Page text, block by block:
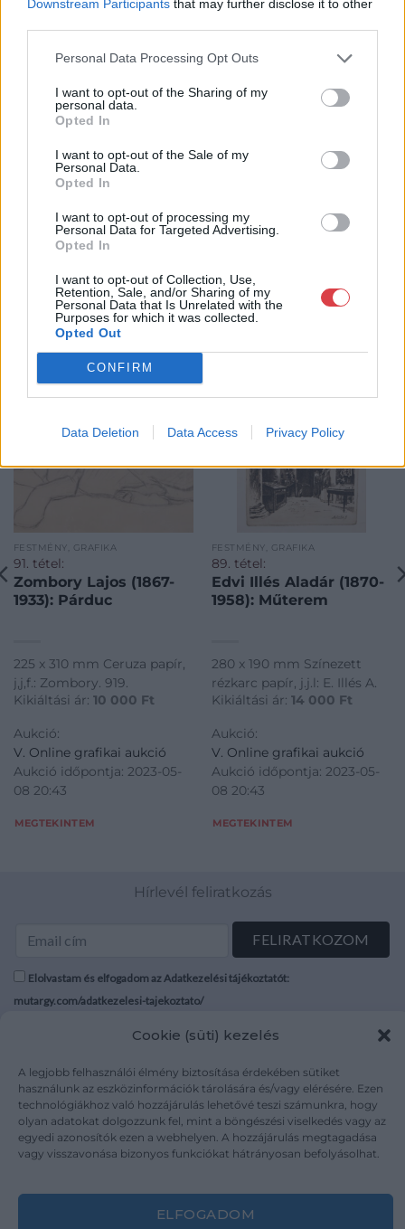
Downstream Participants that may further disclose it to other
Personal Data Processing Opt Outs
I want to opt-out of the Sharing of my
personal data.
Opted In
I want to opt-out of the Sale of my
Personal Data.
Opted In
I want to opt-out of processing my
Personal Data for Targeted Advertising.
Opted In
I want to opt-out of Collection, Use,
Retention, Sale, and/or Sharing of my
Personal Data that Is Unrelated with the
Purposes for which it was collected.
Opted Out
CONFIRM
Data Deletion Data Access Privacy Policy
Cookie (süti) kezelés
A legjobb felhasználói élmény biztosítása érdekében sütiket
használunk az eszközinformációk tárolására és/vagy elérésére. Ezen
technológiákhoz való hozzájárulás lehetővé teszi számunkra, hogy
olyan adatokat dolgozzunk fel, mint a böngészési viselkedés vagy az
egyedi azonosítók ezen a webhelyen. A hozzájárulás megtagadása
vagy visszavonása bizonyos funkciókat hátrányosan befolyásolhat.
ELFOGADOM
784-5852
http://www.bodaofart.com
árverések rendezésével, festményeket, művészeti tárgyakat,
kínálunk és keresünk.
GALÉRIA TOVÁBBI MŰTÁRGYAI
KAPCSOLÓDÓ MŰTÁRGYAK
FESTMÉNY, GRAFIKA
91. tétel:
Zombory Lajos (1867-
1933): Párduc
225 x 310 mm Ceruza papír,
j,j,f.: Zombory. 919.
Kikiáltási ár: 10 000 Ft
Aukció:
V. Online grafikai aukció
Aukció időpontja: 2023-05-
08 20:43
MEGTEKINTEM
FESTMÉNY, GRAFIKA
89. tétel:
Edvi Illés Aladár (1870-
1958): Műterem
280 x 190 mm Színezett
rézkarc papír, j.j.l: E. Illés A.
Kikiáltási ár: 14 000 Ft
Aukció:
V. Online grafikai aukció
Aukció időpontja: 2023-05-
08 20:43
MEGTEKINTEM
Hírlevél feliratkozás
Elolvastam és elfogadom az Adatkezelési tájékoztatót:
mutargy.com/adatkezelesi-tajekoztato/
Médiaajánlat
Karrier
Kapcsolat
Áraink
ÁSZF
Adatvédelem
Impresszum